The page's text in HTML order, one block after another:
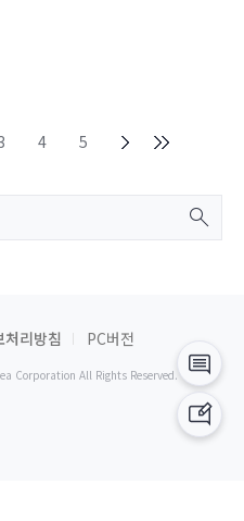
4 5
처리방침 PC버전
Corporation All Rights Reserved.